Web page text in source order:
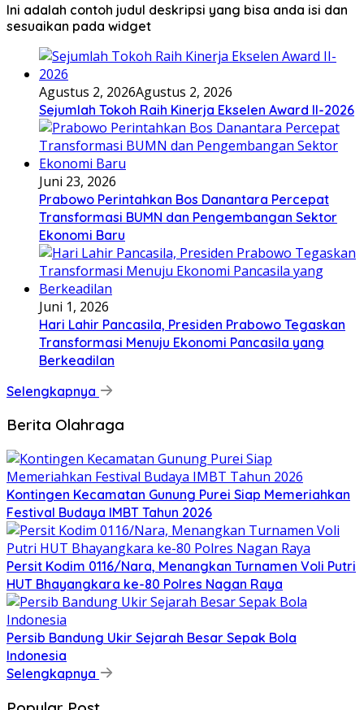
Ini adalah contoh judul deskripsi yang bisa anda isi dan
sesuaikan pada widget
Agustus 2, 2026Agustus 2, 2026
Sejumlah Tokoh Raih Kinerja Ekselen Award II-2026
Juni 23, 2026
Prabowo Perintahkan Bos Danantara Percepat
Transformasi BUMN dan Pengembangan Sektor
Ekonomi Baru
Juni 1, 2026
Hari Lahir Pancasila, Presiden Prabowo Tegaskan
Transformasi Menuju Ekonomi Pancasila yang
Berkeadilan
Selengkapnya
Berita Olahraga
Kontingen Kecamatan Gunung Purei Siap Memeriahkan
Festival Budaya IMBT Tahun 2026
Persit Kodim 0116/Nara, Menangkan Turnamen Voli Putri
HUT Bhayangkara ke-80 Polres Nagan Raya
Persib Bandung Ukir Sejarah Besar Sepak Bola
Indonesia
Selengkapnya